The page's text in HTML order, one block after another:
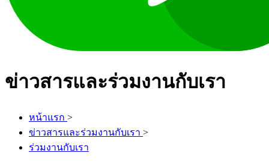
ข่าวสารและร่วมงานกับเรา
หน้าแรก >
ข่าวสารและร่วมงานกับเรา >
ร่วมงานกับเรา